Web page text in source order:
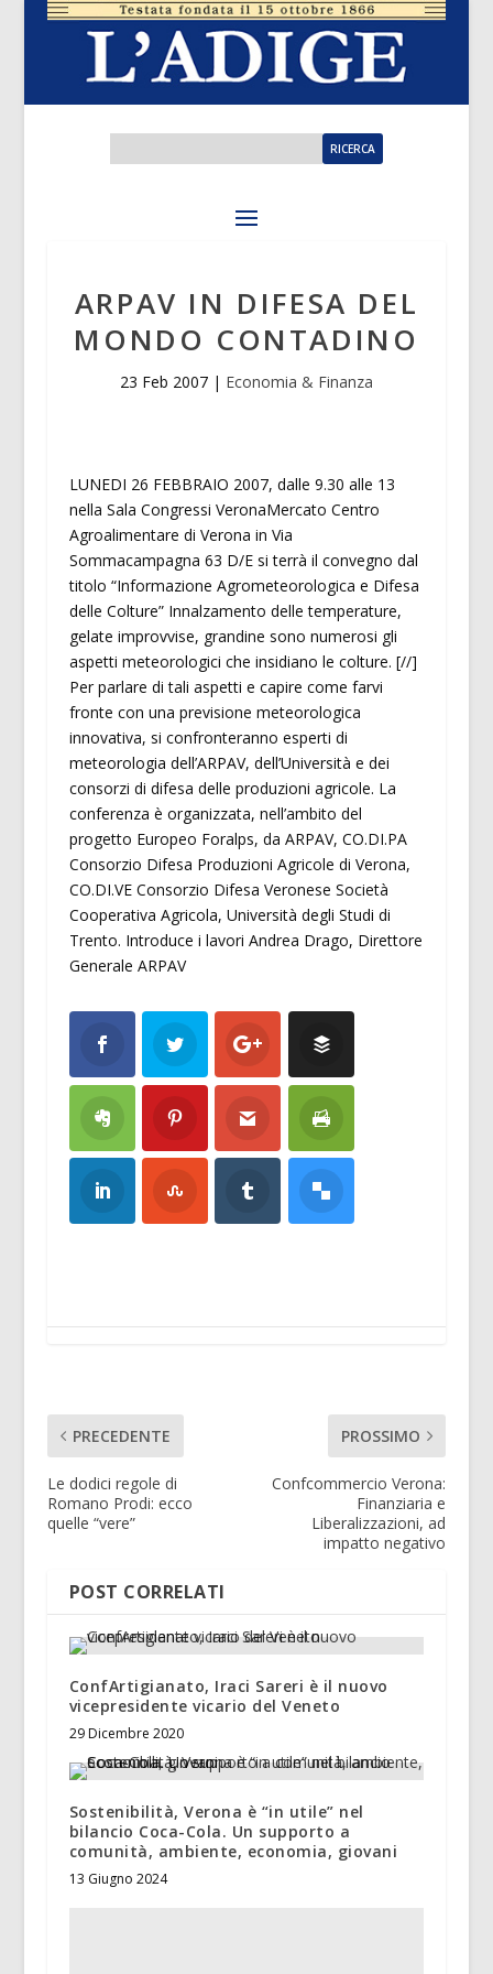
ARPAV IN DIFESA DEL
MONDO CONTADINO
23 Feb 2007| Economia & Finanza
LUNEDI 26 FEBBRAIO 2007, dalle 9.30 alle 13
nella Sala Congressi VeronaMercato Centro
Agroalimentare di Verona in Via
Sommacampagna 63 D/E si terrà il convegno dal
titolo “Informazione Agrometeorologica e Difesa
delle Colture” Innalzamento delle temperature,
gelate improvvise, grandine sono numerosi gli
aspetti meteorologici che insidiano le colture. [//]
Per parlare di tali aspetti e capire come farvi
fronte con una previsione meteorologica
innovativa, si confronteranno esperti di
meteorologia dell’ARPAV, dell’Università e dei
consorzi di difesa delle produzioni agricole. La
conferenza è organizzata, nell’ambito del
progetto Europeo Foralps, da ARPAV, CO.DI.PA
Consorzio Difesa Produzioni Agricole di Verona,
CO.DI.VE Consorzio Difesa Veronese Società
Cooperativa Agricola, Università degli Studi di
Trento. Introduce i lavori Andrea Drago, Direttore
Generale ARPAV
PRECEDENTE
Le dodici regole di
Romano Prodi: ecco
quelle “vere”
PROSSIMO
Confcommercio Verona:
Finanziaria e
Liberalizzazioni, ad
impatto negativo
POST CORRELATI
ConfArtigianato, Iraci Sareri è il nuovo
vicepresidente vicario del Veneto
29 Dicembre 2020
Sostenibilità, Verona è “in utile” nel
bilancio Coca-Cola. Un supporto a
comunità, ambiente, economia, giovani
13 Giugno 2024